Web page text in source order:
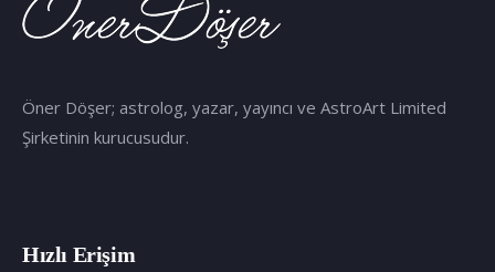
Öner Döşer; astrolog, yazar, yayıncı ve AstroArt Limited
Şirketinin kurucusudur.
Hızlı Erişim